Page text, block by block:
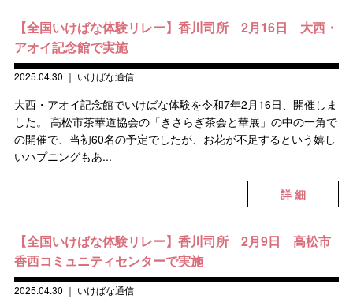
【全国いけばな体験リレー】香川司所 2月16日 大西・
アオイ記念館で実施
2025.04.30 ｜ いけばな通信
大西・アオイ記念館でいけばな体験を令和7年2月16日、開催しま
した。 高松市茶華道協会の「きさらぎ茶会と華展」の中の一角で
の開催で、当初60名の予定でしたが、お花が不足するという嬉し
いハプニングもあ...
詳 細
【全国いけばな体験リレー】香川司所 2月9日 高松市
香西コミュニティセンターで実施
2025.04.30 ｜ いけばな通信